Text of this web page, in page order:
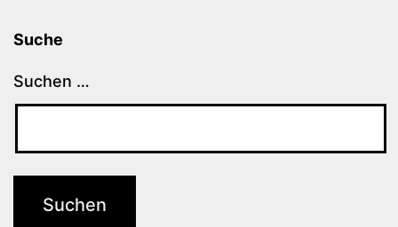
Suche
Suchen …